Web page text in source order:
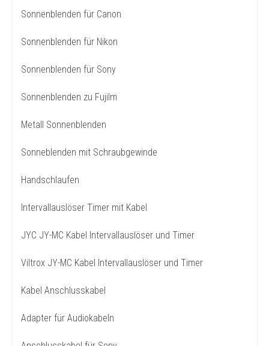
Sonnenblenden für Canon
Sonnenblenden für Nikon
Sonnenblenden für Sony
Sonnenblenden zu Fujilm
Metall Sonnenblenden
Sonneblenden mit Schraubgewinde
Handschlaufen
Intervallauslöser Timer mit Kabel
JYC JY-MC Kabel Intervallauslöser und Timer
Viltrox JY-MC Kabel Intervallauslöser und Timer
Kabel Anschlusskabel
Adapter für Audiokabeln